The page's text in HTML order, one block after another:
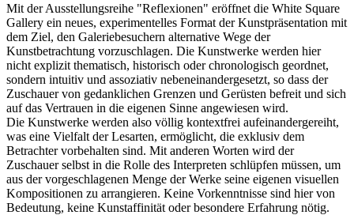
Mit der Ausstellungsreihe "Reflexionen" eröffnet die White Square
Gallery ein neues, experimentelles Format der Kunstpräsentation mit
dem Ziel, den Galeriebesuchern alternative Wege der
Kunstbetrachtung vorzuschlagen. Die Kunstwerke werden hier
nicht explizit thematisch, historisch oder chronologisch geordnet,
sondern intuitiv und assoziativ nebeneinandergesetzt, so dass der
Zuschauer von gedanklichen Grenzen und Gerüsten befreit und sich
auf das Vertrauen in die eigenen Sinne angewiesen wird.
Die Kunstwerke werden also völlig kontextfrei aufeinandergereiht,
was eine Vielfalt der Lesarten, ermöglicht, die exklusiv dem
Betrachter vorbehalten sind. Mit anderen Worten wird der
Zuschauer selbst in die Rolle des Interpreten schlüpfen müssen, um
aus der vorgeschlagenen Menge der Werke seine eigenen visuellen
Kompositionen zu arrangieren. Keine Vorkenntnisse sind hier von
Bedeutung, keine Kunstaffinität oder besondere Erfahrung nötig.